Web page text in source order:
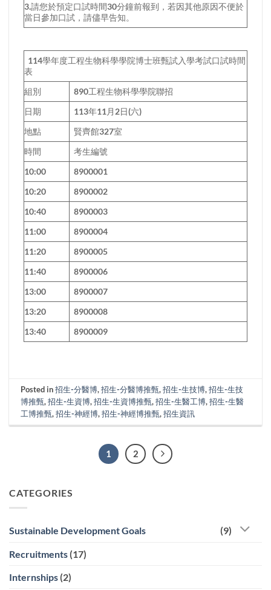
3.請您於預定口試時間30分鐘前報到，若因其他原因不便於
當日參加口試，請儘早告知。
114學年度工程生物科學學院博士班甄試入學考試口試時間
表
組別
890工程生物科學學院聯招
日期
113年11月2日(六)
地點
賢齊館327室
時間
考生編號
10:00
8900001
10:20
8900002
10:40
8900003
11:00
8900004
11:20
8900005
11:40
8900006
13:00
8900007
13:20
8900008
13:40
8900009
Posted in招生-分醫博,招生-分醫博推甄,招生-生技博,招生-生技
博推甄,招生-生資博,招生-生資博推甄,招生-生醫工博,招生-生醫
工博推甄,招生-神經博,招生-神經博推甄,招生資訊
1 2
CATEGORIES
Sustainable Development Goals (9)
Recruitments (17)
Internships (2)